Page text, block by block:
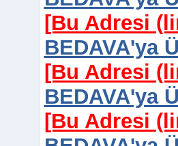
[Bu Adresi
BEDAVA'ya
[Bu Adresi
BEDAVA'ya
[Bu Adresi